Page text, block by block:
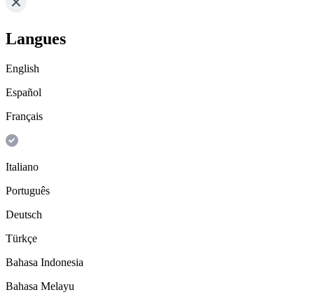
Langues
English
Español
Français
Italiano
Português
Deutsch
Türkçe
Bahasa Indonesia
Bahasa Melayu